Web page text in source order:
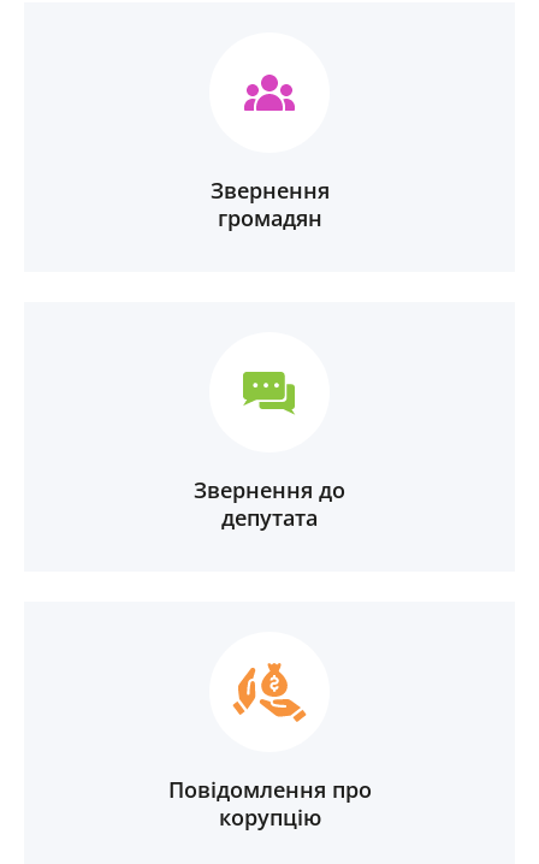
Звернення
громадян
Звернення до
депутата
Повідомлення про
корупцію